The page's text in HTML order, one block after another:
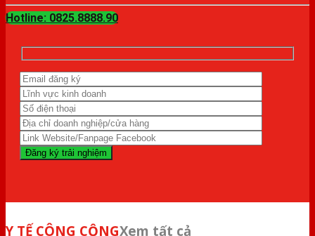
Hotline: 0825.8888.90
Y TẾ CÔNG CỘNGXem tất cả